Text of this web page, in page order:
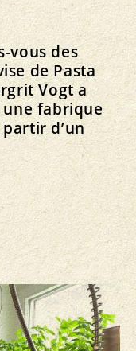
vous des
de Pasta
Vogt a
une fabrique
d’un